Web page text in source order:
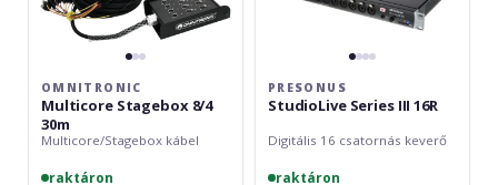
OMNITRONIC
Multicore Stagebox 8/4
30m
Multicore/Stagebox kábel
raktáron
PRESONUS
StudioLive Series III 16R
Digitális 16 csatornás keverő
raktáron